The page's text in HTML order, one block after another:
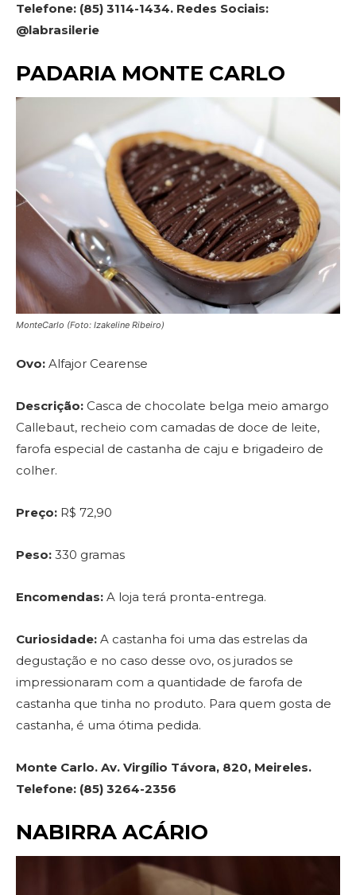
Telefone: (85) 3114-1434. Redes Sociais:
@labrasilerie
PADARIA MONTE CARLO
MonteCarlo (Foto: Izakeline Ribeiro)
Ovo: Alfajor Cearense
Descrição: Casca de chocolate belga meio amargo
Callebaut, recheio com camadas de doce de leite,
farofa especial de castanha de caju e brigadeiro de
colher.
Preço: R$ 72,90
Peso: 330 gramas
Encomendas: A loja terá pronta-entrega.
Curiosidade: A castanha foi uma das estrelas da
degustação e no caso desse ovo, os jurados se
impressionaram com a quantidade de farofa de
castanha que tinha no produto. Para quem gosta de
castanha, é uma ótima pedida.
Monte Carlo. Av. Virgílio Távora, 820, Meireles.
Telefone: (85) 3264-2356
NABIRRA ACÁRIO